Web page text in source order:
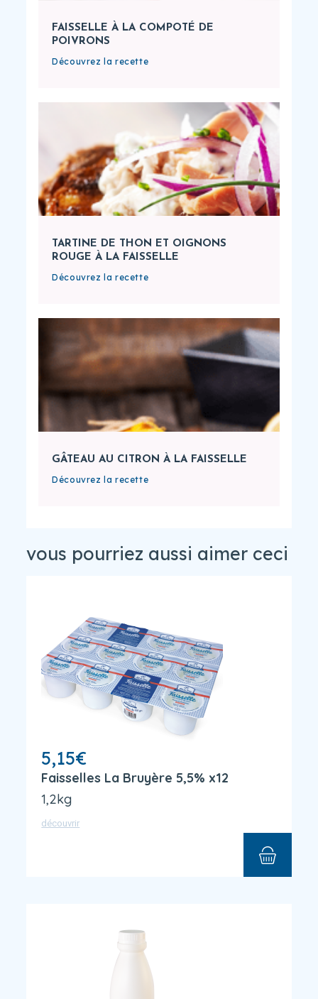
FAISSELLE À LA COMPOTÉ DE
POIVRONS
Découvrez la recette
TARTINE DE THON ET OIGNONS
ROUGE À LA FAISSELLE
Découvrez la recette
GÂTEAU AU CITRON À LA FAISSELLE
Découvrez la recette
vous pourriez aussi aimer ceci
5,15€
Faisselles La Bruyère 5,5% x12
1,2kg
découvrir